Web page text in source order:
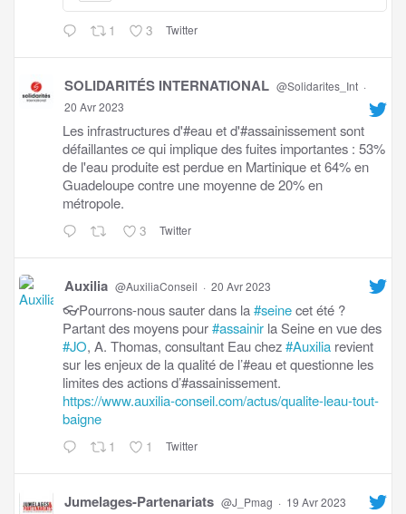
1 3 Twitter
SOLIDARITÉS INTERNATIONAL @Solidarites_Int ·
20 Avr 2023
Les infrastructures d'#eau et d'#assainissement sont
défaillantes ce qui implique des fuites importantes : 53%
de l'eau produite est perdue en Martinique et 64% en
Guadeloupe contre une moyenne de 20% en
métropole.
3 Twitter
Auxilia @AuxiliaConseil · 20 Avr 2023
👓Pourrons-nous sauter dans la#seinecet été ?
Partant des moyens pour#assainir la Seine en vue des
#JO, A. Thomas, consultant Eau chez#Auxilia revient
sur les enjeux de la qualité de l’#eau et questionne les
limites des actions d’#assainissement.
https://www.auxilia-conseil.com/actus/qualite-leau-tout-
baigne
1 1 Twitter
Jumelages-Partenariats @J_Pmag · 19 Avr 2023